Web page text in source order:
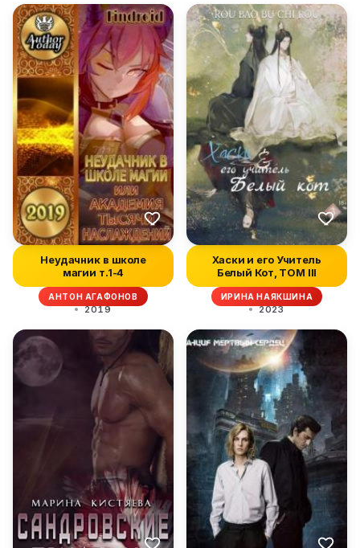
Неудачник в школе
магии т.1-4
АНТОН АГАФОНОВ
2019
Хаски и его Учитель
Белый Кот, ТОМ III
ИРИНА НАЯКШИНА
2023